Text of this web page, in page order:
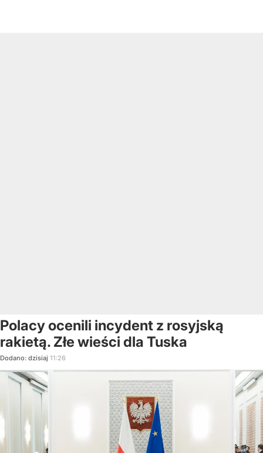
Polacy ocenili incydent z rosyjską
rakietą. Złe wieści dla Tuska
Dodano: dzisiaj 11:26